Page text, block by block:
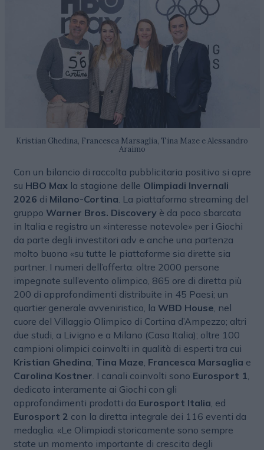
Kristian Ghedina, Francesca Marsaglia, Tina Maze e Alessandro
Araimo
Con un bilancio di raccolta pubblicitaria positivo si apre
su HBO Max la stagione delle Olimpiadi Invernali
2026 di Milano-Cortina . La piattaforma streaming del
gruppo Warner Bros. Discoveryè da poco sbarcata
in Italia e registra un «interesse notevole» per i Giochi
da parte degli investitori adv e anche una partenza
molto buona «su tutte le piattaforme sia dirette sia
partner. I numeri dell’offerta: oltre 2000 persone
impegnate sull’evento olimpico, 865 ore di diretta più
200 di approfondimenti distribuite in 45 Paesi; un
quartier generale avveniristico, la WBD House , nel
cuore del Villaggio Olimpico di Cortina d’Ampezzo; altri
due studi, a Livigno e a Milano (Casa Italia); oltre 100
campioni olimpici coinvolti in qualità di esperti tra cui
Kristian Ghedina Tina Maze Francesca Marsaglia e
Carolina Kostner . I canali coinvolti sono Eurosport 1
dedicato interamente ai Giochi con gli
approfondimenti prodotti da Eurosport Italia , ed
Eurosport 2 con la diretta integrale dei 116 eventi da
medaglia. «Le Olimpiadi storicamente sono sempre
state un momento importante di crescita degli